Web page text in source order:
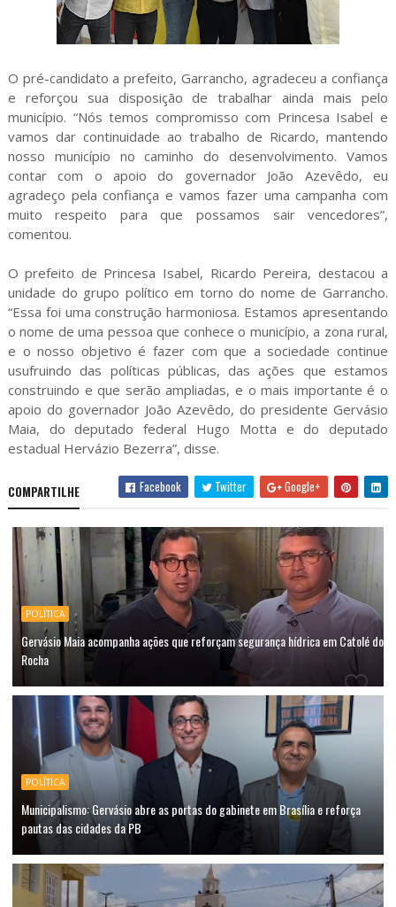
O pré-candidato a prefeito, Garrancho, agradeceu a confiança
e reforçou sua disposição de trabalhar ainda mais pelo
município. “Nós temos compromisso com Princesa Isabel e
vamos dar continuidade ao trabalho de Ricardo, mantendo
nosso município no caminho do desenvolvimento. Vamos
contar com o apoio do governador João Azevêdo, eu
agradeço pela confiança e vamos fazer uma campanha com
muito respeito para que possamos sair vencedores”,
comentou.
O prefeito de Princesa Isabel, Ricardo Pereira, destacou a
unidade do grupo político em torno do nome de Garrancho.
“Essa foi uma construção harmoniosa. Estamos apresentando
o nome de uma pessoa que conhece o município, a zona rural,
e o nosso objetivo é fazer com que a sociedade continue
usufruindo das políticas públicas, das ações que estamos
construindo e que serão ampliadas, e o mais importante é o
apoio do governador João Azevêdo, do presidente Gervásio
Maia, do deputado federal Hugo Motta e do deputado
estadual Hervázio Bezerra”, disse.
COMPARTILHE Facebook Twitter Google+
POLÍTICA
Gervásio Maia acompanha ações que reforçam segurança hídrica em Catolé do
Rocha
POLÍTICA
Municipalismo: Gervásio abre as portas do gabinete em Brasília e reforça
pautas das cidades da PB